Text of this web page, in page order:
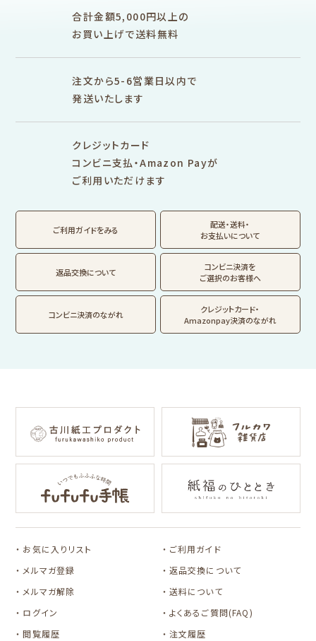
雑貨類
フルカワはんこの商品を見る スタンプパッドの商品を見る
M5 M6
その他
サンリオキャラクタ
ーズ
おやつパーティ
トビマツショウイチ
ロウ
トコロコムギ
アルプスの少女ハイ
ジ
Lipton BEAR'S
カルビーレトロ
サンリオキャラクタ
ーズ
フルーツマーケット
お菓子などうぶつ
工房
キャラクター別
サンリオキャラクタ
ーズ
コラボ別
TEA STAND
おりがみ
シリーズで探す
翠 sui の商品を見る 結々 yuiyui の商品を見る
NIPPON365 の商品を見る
合計金額5,000円以上の
お買い上げで送料無料
注文から5-6営業日以内で
発送いたします
クレジットカード
コンビニ支払・Amazon Payが
ご利用いただけます
ご利用ガイドをみる
配送・送料・
お支払いについて
返品交換について
コンビニ決済を
ご選択のお客様へ
コンビニ決済のながれ
クレジットカード・
Amazonpay決済のながれ
お気に入りリスト
メルマガ登録
メルマガ解除
ログイン
ご利用ガイド
返品交換について
送料について
よくあるご質問(FAQ)
閲覧履歴
注文履歴